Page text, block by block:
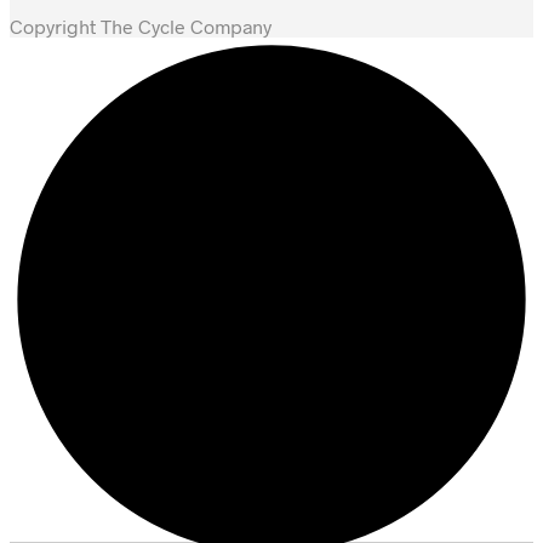
Copyright The Cycle Company